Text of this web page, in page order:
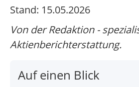
Stand: 15.05.2026
Von der Redaktion -
Aktienberichterstattung.
Auf einen Blick